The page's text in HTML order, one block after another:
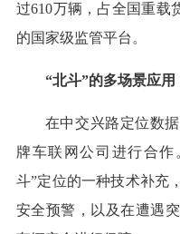
过610万辆，占全国重载
的国家级监管平台。
“北斗”的多场景应用
在中交兴路定位数
牌车联网公司进行合
斗”定位的一种技术补充
安全预警，以及在遭遇